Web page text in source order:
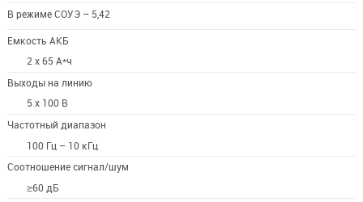
В режиме СОУЭ – 5,42
Емкость АКБ
2 х 65 А*ч
Выходы на линию
5 x 100 В
Частотный диапазон
100 Гц – 10 кГц
Соотношение сигнал/шум
≥60 дБ